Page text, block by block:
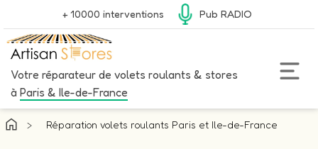
+ 10000 interventions Pub RADIO
Votre réparateur de volets roulants & stores
à Paris & Ile-de-France
> Réparation volets roulants Paris et Ile-de-France